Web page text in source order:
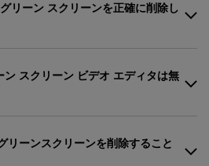
リーン スクリーンを正確に削除し
スクリーン ビデオ エディタは無
リーンスクリーンを削除すること